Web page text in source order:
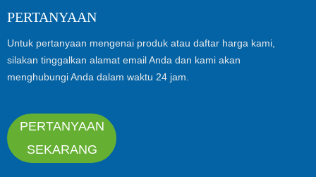
PERTANYAAN
Untuk pertanyaan mengenai produk atau daftar harga kami,
silakan tinggalkan alamat email Anda dan kami akan
menghubungi Anda dalam waktu 24 jam.
PERTANYAAN
SEKARANG